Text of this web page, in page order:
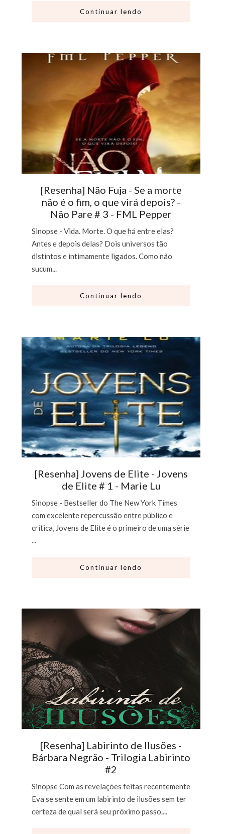
Continuar lendo
[Resenha] Não Fuja - Se a morte
não é o fim, o que virá depois? -
Não Pare # 3 - FML Pepper
Sinopse - Vida. Morte. O que há entre elas?
Antes e depois delas? Dois universos tão
distintos e intimamente ligados. Como não
sucum...
Continuar lendo
[Resenha] Jovens de Elite - Jovens
de Elite # 1 - Marie Lu
Sinopse - Bestseller do The New York Times
com excelente repercussão entre público e
crítica, Jovens de Elite é o primeiro de uma série
...
Continuar lendo
[Resenha] Labirinto de Ilusões -
Bárbara Negrão - Trilogia Labirinto
#2
Sinopse Com as revelações feitas recentemente
Eva se sente em um labirinto de ilusões sem ter
certeza de qual será seu próximo passo....